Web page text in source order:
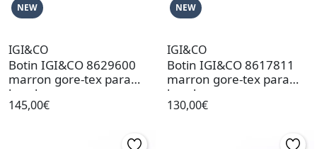
NEW
IGI&CO
Botin IGI&CO 8629600
marron gore-tex para
hombre
145,00€
NEW
IGI&CO
Botin IGI&CO 8617811
marron gore-tex para
hombre
130,00€